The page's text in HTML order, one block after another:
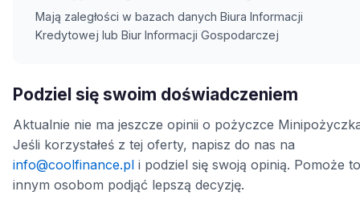
Mają zaległości w bazach danych Biura Informacji
Kredytowej lub Biur Informacji Gospodarczej
Podziel się swoim doświadczeniem
Aktualnie nie ma jeszcze opinii o pożyczce
Jeśli korzystałeś z tej oferty, napisz do nas na
info@coolfinance.pl i podziel się swoją opinią. Pomoże to
innym osobom podjąć lepszą decyzję.